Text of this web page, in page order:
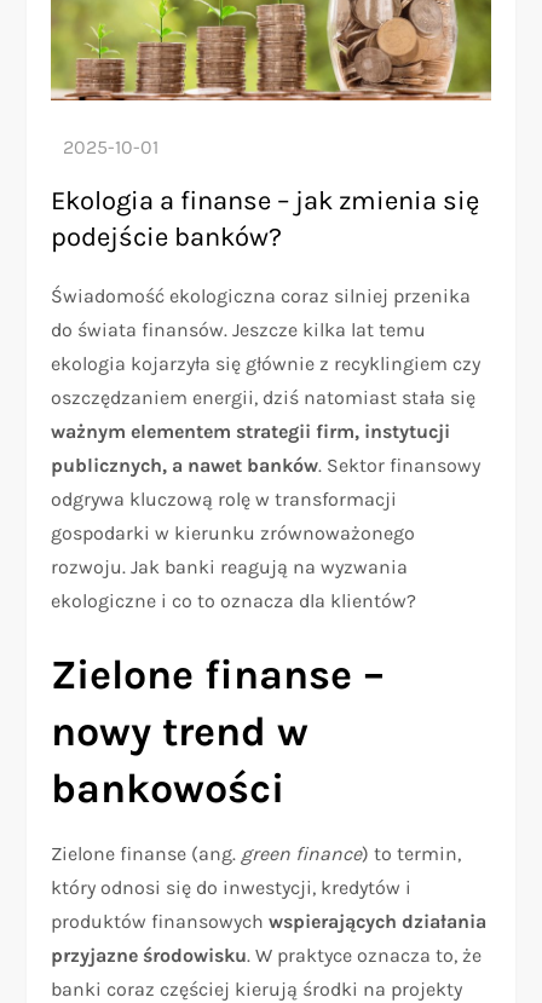
Ekologia a finanse – jak zmienia się
podejście banków?
Świadomość ekologiczna coraz silniej przenika
do świata finansów. Jeszcze kilka lat temu
ekologia kojarzyła się głównie z recyklingiem czy
oszczędzaniem energii, dziś natomiast stała się
ważnym elementem strategii firm, instytucji
publicznych, a nawet banków. Sektor finansowy
odgrywa kluczową rolę w transformacji
gospodarki w kierunku zrównoważonego
rozwoju. Jak banki reagują na wyzwania
ekologiczne i co to oznacza dla klientów?
Zielone finanse –
nowy trend w
bankowości
Zielone finanse (ang. green finance) to termin,
który odnosi się do inwestycji, kredytów i
produktów finansowychwspierających działania
przyjazne środowisku. W praktyce oznacza to, że
banki coraz częściej kierują środki na projekty